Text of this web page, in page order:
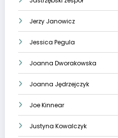
Jerzy Janowicz
Jessica Pegula
Joanna Dworakowska
Joanna Jędrzejczyk
Joe Kinnear
Justyna Kowalczyk